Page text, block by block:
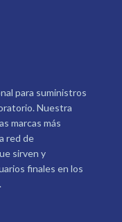
para suministros
Nuestra
marcas más
red de
sirven y
finales en los